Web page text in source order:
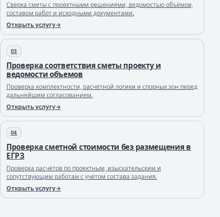
Сверка сметы с проектными решениями, ведомостью объёмов,
составом работ и исходными документами.
Открыть услугу
03
Проверка соответствия сметы проекту и
ведомости объемов
Проверка комплектности, расчётной логики и спорных зон перед
дальнейшим согласованием.
Открыть услугу
04
Проверка сметной стоимости без размещения в
ЕГРЗ
Проверка расчётов по проектным, изыскательским и
сопутствующим работам с учётом состава задания.
Открыть услугу